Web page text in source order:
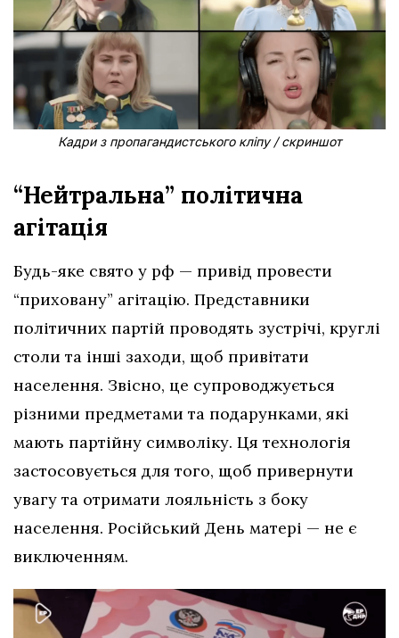
Кадри з пропагандистського кліпу / скриншот
“Нейтральна” політична
агітація
Будь-яке свято у рф — привід провести
“приховану” агітацію. Представники
політичних партій проводять зустрічі, круглі
столи та інші заходи, щоб привітати
населення. Звісно, це супроводжується
різними предметами та подарунками, які
мають партійну символіку. Ця технологія
застосовується для того, щоб привернути
увагу та отримати лояльність з боку
населення. Російський День матері — не є
виключенням.